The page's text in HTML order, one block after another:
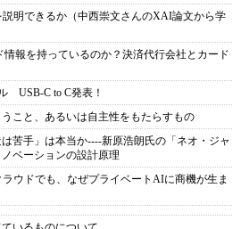
明できるか（中西崇文さんのXAI論文から学
報を持っているのか？決済代行会社とカード
USB-C to C発表！
こと、あるいは自主性をもたらすもの
苦手」は本当か----新原浩朗氏の「ネオ・ジャ
ベーションの設計原理
ウドでも、なぜプライベートAIに商機が生ま